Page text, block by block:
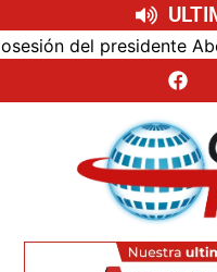
del presidente